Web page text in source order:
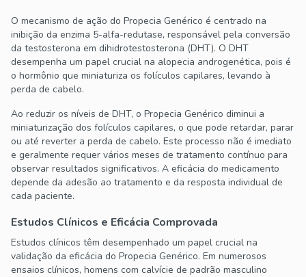
O mecanismo de ação do Propecia Genérico é centrado na
inibição da enzima 5-alfa-redutase, responsável pela conversão
da testosterona em dihidrotestosterona (DHT). O DHT
desempenha um papel crucial na alopecia androgenética, pois é
o hormônio que miniaturiza os folículos capilares, levando à
perda de cabelo.
Ao reduzir os níveis de DHT, o Propecia Genérico diminui a
miniaturização dos folículos capilares, o que pode retardar, parar
ou até reverter a perda de cabelo. Este processo não é imediato
e geralmente requer vários meses de tratamento contínuo para
observar resultados significativos. A eficácia do medicamento
depende da adesão ao tratamento e da resposta individual de
cada paciente.
Estudos Clínicos e Eficácia Comprovada
Estudos clínicos têm desempenhado um papel crucial na
validação da eficácia do Propecia Genérico. Em numerosos
ensaios clínicos, homens com calvície de padrão masculino